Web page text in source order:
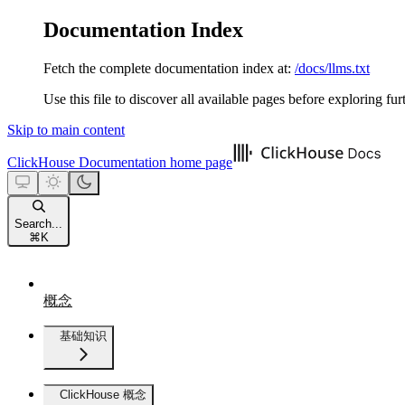
Documentation Index
Fetch the complete documentation index at: /docs/llms.txt
Use this file to discover all available pages before exploring
Skip to main content
ClickHouse Documentation home page
Search...
⌘ K
概念
基础知识
ClickHouse 概念